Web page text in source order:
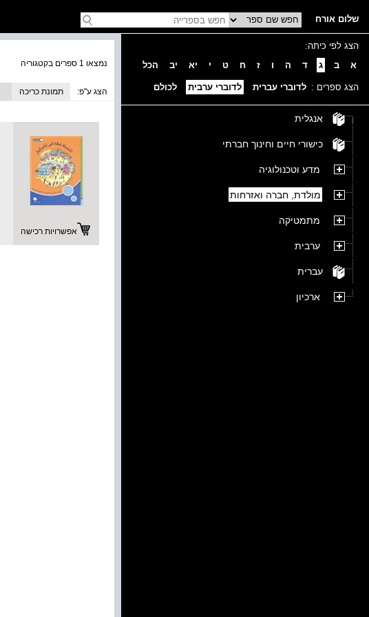
שלום אורח
הצג לפי כיתה:
א
ב ג ד ה ו ז ח ט י יא יב הכל
הצג ספרים : לדוברי עברית לדוברי ערבית לכולם
אנגלית
כישורי חיים וחינוך חברתי
מדע וטכנולוגיה
מולדת, חברה ואזרחות
מתמטיקה
ערבית
עברית
ארכיון
נמצאו 1 ספרים בקטגוריה
הצג ע''פ: תמונת כריכה
אפשרויות רכישה